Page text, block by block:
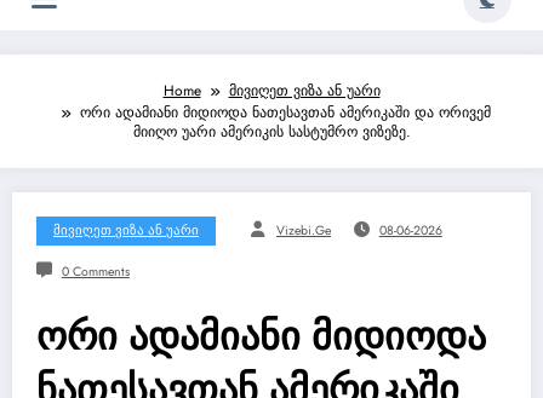
Home
მივიღეთ ვიზა ან უარი
ორი ადამიანი მიდიოდა ნათესავთან ამერიკაში და ორივემ
მიიღო უარი ამერიკის სასტუმრო ვიზეზე.
Მივიღეთ Ვიზა Ან Უარი Vizebi.ge 08-06-2026
0 Comments
ორი ადამიანი მიდიოდა